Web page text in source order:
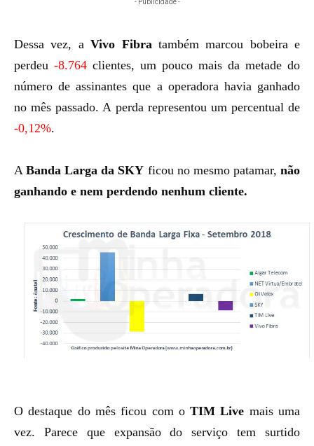
- Publicidade -
Dessa vez, aVivo Fibratambém marcou bobeira e
perdeu -8.764 clientes, um pouco mais da metade do
número de assinantes que a operadora havia ganhado
no mês passado. A perda representou um percentual de
-0,12%.
ABanda Larga da SKY ficou no mesmo patamar, não
ganhando e nem perdendo nenhum cliente.
O destaque do mês ficou com oTIM Live mais uma
vez. Parece que expansão do serviço tem surtido